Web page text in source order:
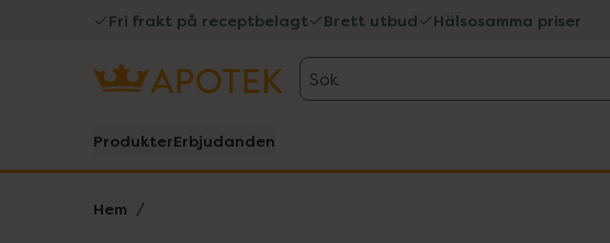
Fri frakt på receptbelagt Brett utbud Hälsosamma priser
Sök
ProdukterErbjudanden
Hem